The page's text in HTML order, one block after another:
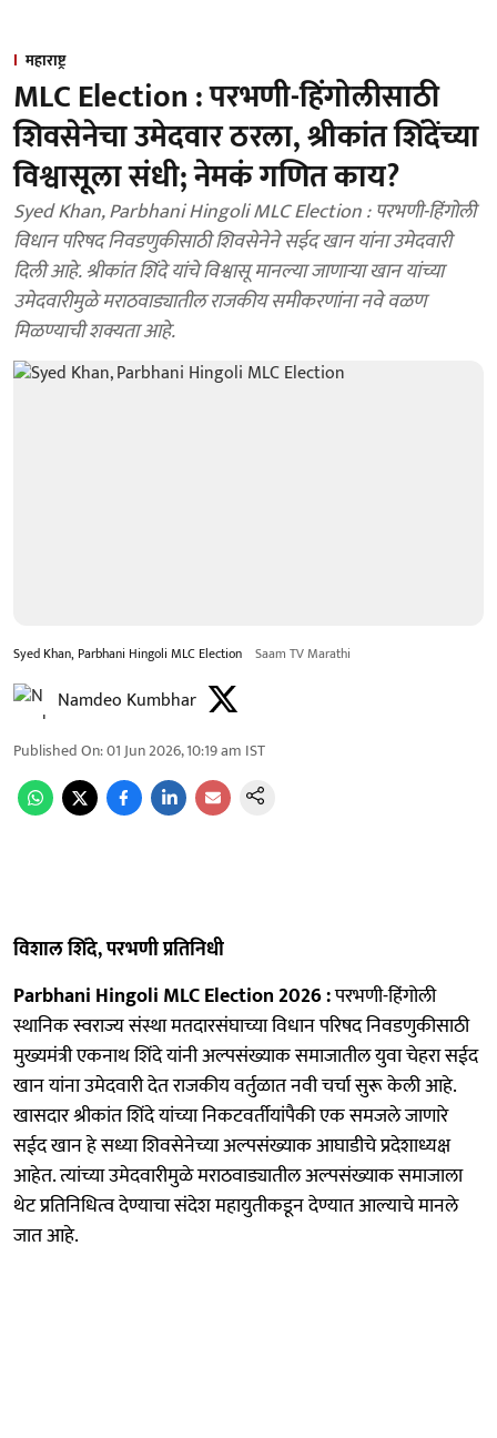
महाराष्ट्र
MLC Election : परभणी-हिंगोलीसाठी
शिवसेनेचा उमेदवार ठरला, श्रीकांत शिंदेंच्या
विश्वासूला संधी; नेमकं गणित काय?
Syed Khan, Parbhani Hingoli MLC Election : परभणी-हिंगोली
विधान परिषद निवडणुकीसाठी शिवसेनेने सईद खान यांना उमेदवारी
दिली आहे. श्रीकांत शिंदे यांचे विश्वासू मानल्या जाणाऱ्या खान यांच्या
उमेदवारीमुळे मराठवाड्यातील राजकीय समीकरणांना नवे वळण
मिळण्याची शक्यता आहे.
Syed Khan, Parbhani Hingoli MLC Election Saam TV Marathi
Namdeo Kumbhar
Published On:01 Jun 2026, 10:19 am IST
विशाल शिंदे, परभणी प्रतिनिधी
Parbhani Hingoli MLC Election 2026 :परभणी-हिंगोली
स्थानिक स्वराज्य संस्था मतदारसंघाच्या विधान परिषद निवडणुकीसाठी
मुख्यमंत्री एकनाथ शिंदे यांनी अल्पसंख्याक समाजातील युवा चेहरा सईद
खान यांना उमेदवारी देत राजकीय वर्तुळात नवी चर्चा सुरू केली आहे.
खासदार श्रीकांत शिंदे यांच्या निकटवर्तीयांपैकी एक समजले जाणारे
सईद खान हे सध्या शिवसेनेच्या अल्पसंख्याक आघाडीचे प्रदेशाध्यक्ष
आहेत. त्यांच्या उमेदवारीमुळे मराठवाड्यातील अल्पसंख्याक समाजाला
थेट प्रतिनिधित्व देण्याचा संदेश महायुतीकडून देण्यात आल्याचे मानले
जात आहे.